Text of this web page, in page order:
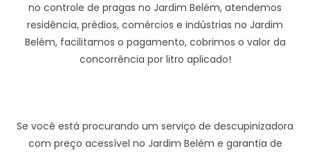
no controle de pragas no Jardim Belém, atendemos
residência, prédios, comércios e indústrias no Jardim
Belém, facilitamos o pagamento, cobrimos o valor da
concorrência por litro aplicado!
Se você está procurando um serviço de descupinizadora
com preço acessível no Jardim Belém e garantia de